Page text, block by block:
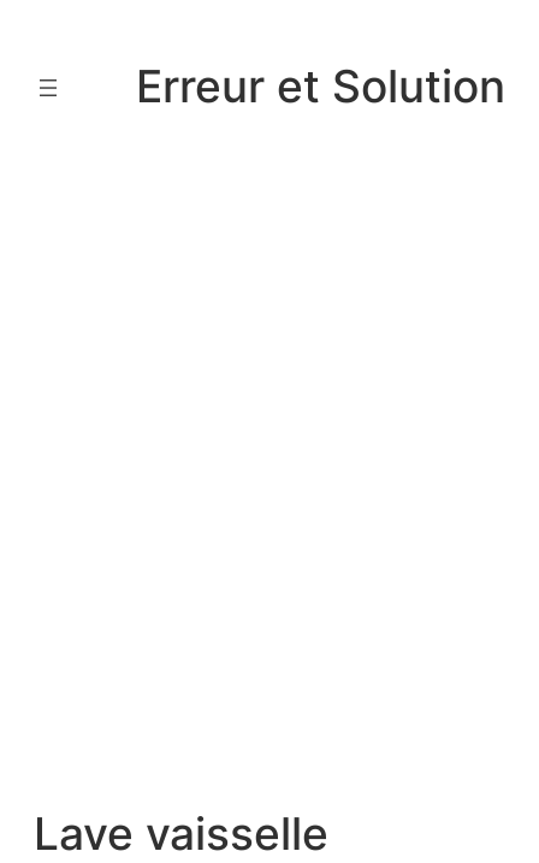
contenu
Erreur et Solution
Lave vaisselle